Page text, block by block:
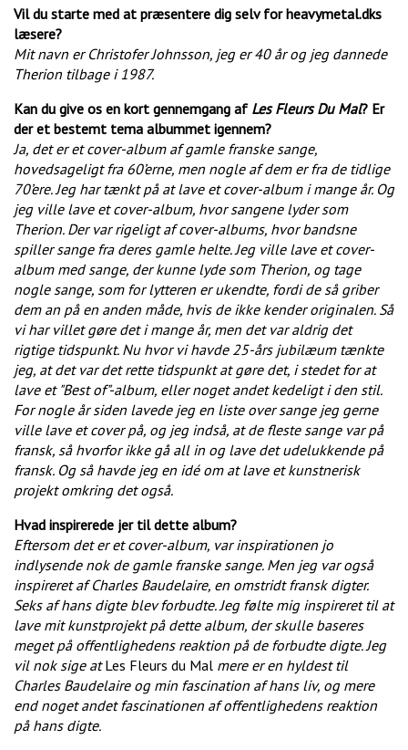
Vil du starte med at præsentere dig selv for heavymetal.dks
læsere?
Mit navn er Christofer Johnsson, jeg er 40 år og jeg dannede
Therion tilbage i 1987.
Kan du give os en kort gennemgang af Les Fleurs Du Mal? Er
der et bestemt tema albummet igennem?
Ja, det er et cover-album af gamle franske sange,
hovedsageligt fra 60’erne, men nogle af dem er fra de tidlige
70’ere. Jeg har tænkt på at lave et cover-album i mange år. Og
jeg ville lave et cover-album, hvor sangene lyder som
Therion. Der var rigeligt af cover-albums, hvor bandsne
spiller sange fra deres gamle helte. Jeg ville lave et cover-
album med sange, der kunne lyde som Therion, og tage
nogle sange, som for lytteren er ukendte, fordi de så griber
dem an på en anden måde, hvis de ikke kender originalen. Så
vi har villet gøre det i mange år, men det var aldrig det
rigtige tidspunkt. Nu hvor vi havde 25-års jubilæum tænkte
jeg, at det var det rette tidspunkt at gøre det, i stedet for at
lave et "Best of"-album, eller noget andet kedeligt i den stil.
For nogle år siden lavede jeg en liste over sange jeg gerne
ville lave et cover på, og jeg indså, at de fleste sange var på
fransk, så hvorfor ikke gå all in og lave det udelukkende på
fransk. Og så havde jeg en idé om at lave et kunstnerisk
projekt omkring det også.
Hvad inspirerede jer til dette album?
Eftersom det er et cover-album, var inspirationen jo
indlysende nok de gamle franske sange. Men jeg var også
inspireret af Charles Baudelaire, en omstridt fransk digter.
Seks af hans digte blev forbudte. Jeg følte mig inspireret til at
lave mit kunstprojekt på dette album, der skulle baseres
meget på offentlighedens reaktion på de forbudte digte. Jeg
vil nok sige atLes Fleurs du Mal mere er en hyldest til
Charles Baudelaire og min fascination af hans liv, og mere
end noget andet fascinationen af offentlighedens reaktion
på hans digte.